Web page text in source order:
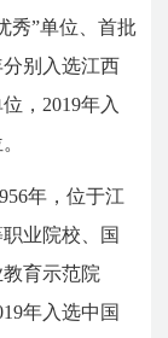
秀”单位、首批
分别入选江西
，2019年入
年，位于江
业院校、国
育示范院
年入选中国